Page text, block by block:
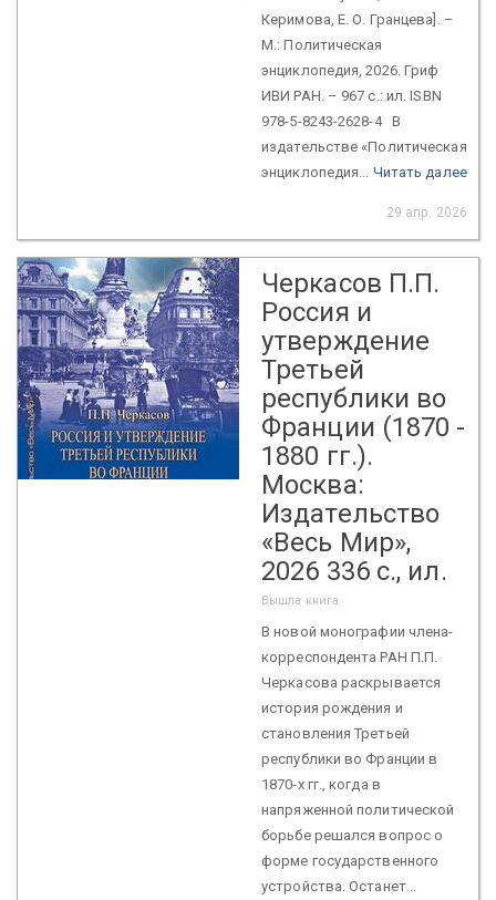
Керимова, Е. О. Гранцева]. –
М.: Политическая
энциклопедия, 2026. Гриф
ИВИ РАН. – 967 с.: ил. ISBN
978-5-8243-2628-4 В
издательстве «Политическая
энциклопедия... Читать далее
29 апр. 2026
Черкасов П.П.
Россия и
утверждение
Третьей
республики во
Франции (1870 -
1880 гг.).
Москва:
Издательство
«Весь Мир»,
2026 336 с., ил.
Вышла книга
В новой монографии члена-
корреспондента РАН П.П.
Черкасова раскрывается
история рождения и
становления Третьей
республики во Франции в
1870-х гг., когда в
напряженной политической
борьбе решался вопрос о
форме государственного
устройства. Останет...